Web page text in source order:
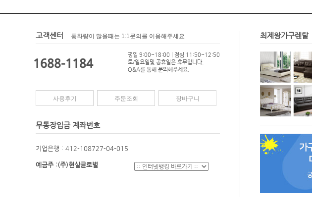
고객센터 통화량이 많을때는 1:1문의를 이용해주세요
1688-1184
평일 9:00~18:00 | 점심 11:50~12:50
토/일요일및 공휴일은 휴무입니다.
Q&A를 통해 문의해주세요.
사용후기 주문조회 장바구니
무통장입금 계좌번호
기업은행 : 412-108727-04-015
예금주 :(주)현실글로벌
최제왕가구렌탈